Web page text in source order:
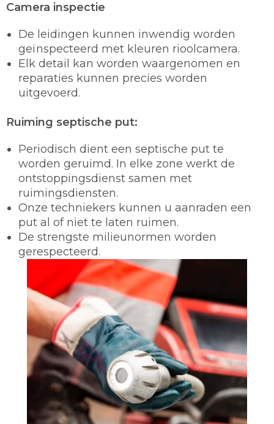
Camera inspectie
De leidingen kunnen inwendig worden
geïnspecteerd met kleuren rioolcamera.
Elk detail kan worden waargenomen en
reparaties kunnen precies worden
uitgevoerd.
Ruiming septische put:
Periodisch dient een septische put te
worden geruimd. In elke zone werkt de
ontstoppingsdienst samen met
ruimingsdiensten.
Onze techniekers kunnen u aanraden een
put al of niet te laten ruimen.
De strengste milieunormen worden
gerespecteerd.